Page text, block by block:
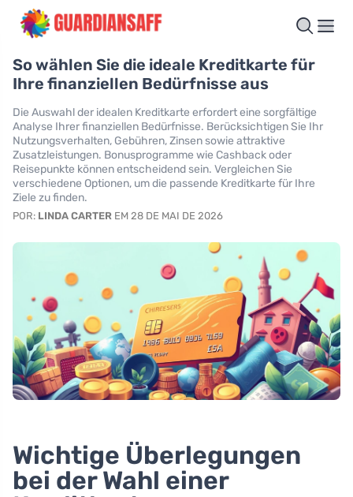
So wählen Sie die ideale Kreditkarte für
Ihre finanziellen Bedürfnisse aus
Die Auswahl der idealen Kreditkarte erfordert eine sorgfältige
Analyse Ihrer finanziellen Bedürfnisse. Berücksichtigen Sie Ihr
Nutzungsverhalten, Gebühren, Zinsen sowie attraktive
Zusatzleistungen. Bonusprogramme wie Cashback oder
Reisepunkte können entscheidend sein. Vergleichen Sie
verschiedene Optionen, um die passende Kreditkarte für Ihre
Ziele zu finden.
POR: LINDA CARTER EM 28 DE MAI DE 2026
Wichtige Überlegungen
bei der Wahl einer